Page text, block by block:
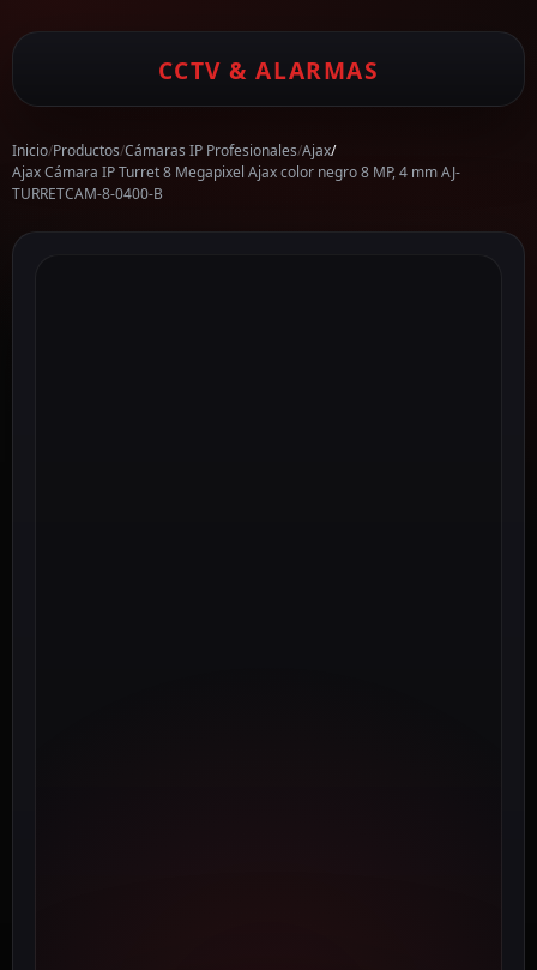
CCTV & ALARMAS
Inicio/Productos/Cámaras IP Profesionales/Ajax/
Ajax Cámara IP Turret 8 Megapixel Ajax color negro 8 MP, 4 mm AJ-
TURRETCAM-8-0400-B